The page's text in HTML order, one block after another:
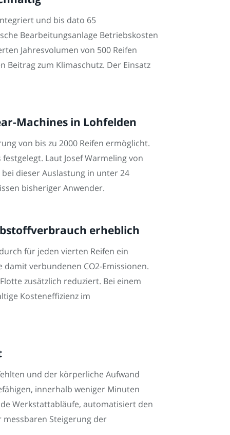
und bis dato 65
Bearbeitungsanlage Betriebskosten
Jahresvolumen von 500 Reifen
zum Klimaschutz. Der Einsatz
Machines in Lohfelden
von bis zu 2000 Reifen ermöglicht.
Laut Josef Warmeling von
dieser Auslastung in unter 24
bisheriger Anwender.
erheblich
für jeden vierten Reifen ein
verbundenen CO2-Emissionen.
zusätzlich reduziert. Bei einem
Kosteneffizienz im
und der körperliche Aufwand
innerhalb weniger Minuten
Werkstattabläufe, automatisiert den
Steigerung der